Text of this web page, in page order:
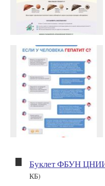
Буклет ФБУН
КБ)